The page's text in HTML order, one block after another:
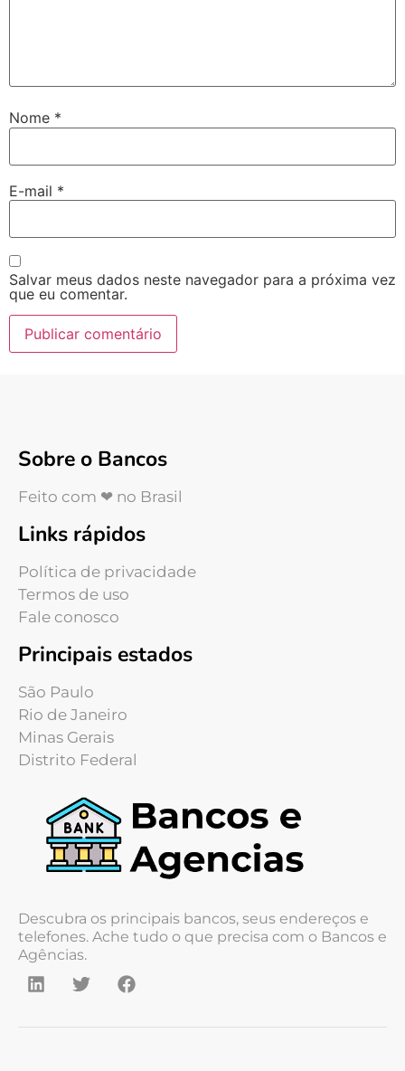
Nome *
E-mail *
Salvar meus dados neste navegador para a próxima vez
que eu comentar.
Sobre o Bancos
Feito com ❤ no Brasil
Links rápidos
Política de privacidade
Termos de uso
Fale conosco
Principais estados
São Paulo
Rio de Janeiro
Minas Gerais
Distrito Federal
Descubra os principais bancos, seus endereços e
telefones. Ache tudo o que precisa com o Bancos e
Agências.